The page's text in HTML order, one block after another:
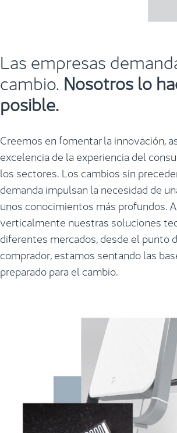
Las empresas
cambio. Nosotros lo
posible.
Creemos en fomentar la innovación,
excelencia de la experiencia del
los sectores. Los cambios sin
demanda impulsan la necesidad de
unos conocimientos más profundos.
verticalmente nuestras soluciones
diferentes mercados, desde el punto
comprador, estamos sentando las
preparado para el cambio.